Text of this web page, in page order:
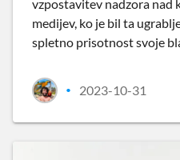
vzpostavitev nadzora nad
medijev, ko je bil ta
spletno prisotnost svoje
• 2023-10-31